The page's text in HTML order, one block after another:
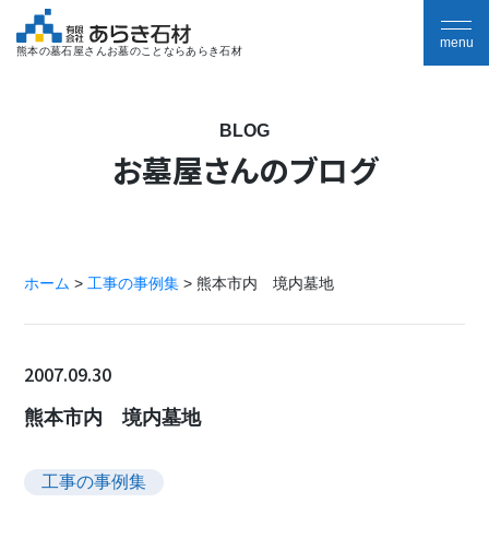
熊本の墓石屋さんお墓のことならあらき石材
BLOG
お墓屋さんのブログ
ホーム > 工事の事例集 >熊本市内 境内墓地
2007.09.30
熊本市内 境内墓地
工事の事例集